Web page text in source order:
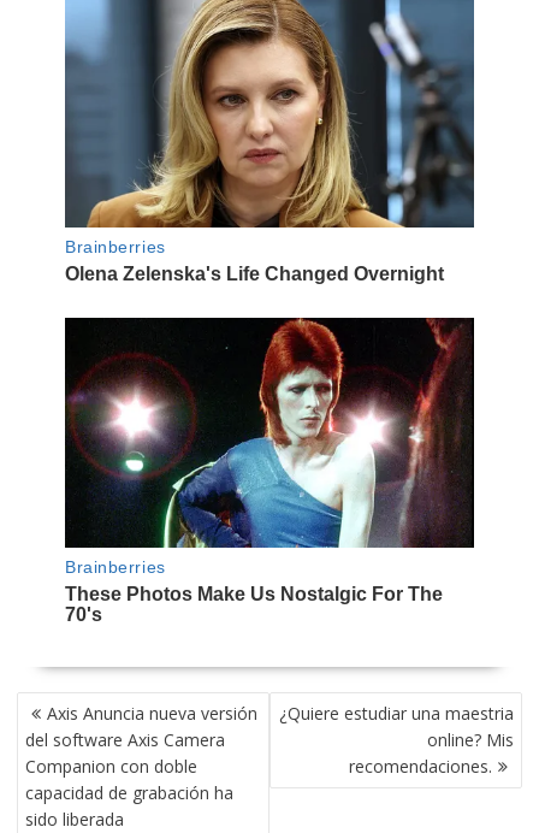
NAVEGACIÓN
DE
ENTRADAS
Axis Anuncia nueva versión
del software Axis Camera
Companion con doble
capacidad de grabación ha
sido liberada
¿Quiere estudiar una maestria
online? Mis
recomendaciones.